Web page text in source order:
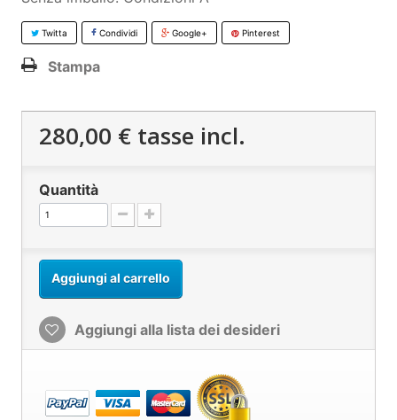
Twitta Condividi Google+ Pinterest
Stampa
280,00 €tasse incl.
Quantità
Aggiungi al carrello
Aggiungi alla lista dei desideri